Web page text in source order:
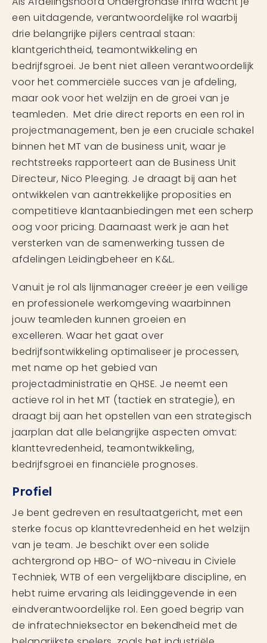
een uitdagende, verantwoordelijke rol waarbij
drie belangrijke pijlers centraal staan:
klantgerichtheid, teamontwikkeling en
bedrijfsgroei. Je bent niet alleen verantwoordelijk
voor het commerciële succes van je afdeling,
maar ook voor het welzijn en de groei van je
teamleden. Met drie direct reports en een rol in
projectmanagement, ben je een cruciale schakel
binnen het MT van de business unit, waar je
rechtstreeks rapporteert aan de Business Unit
Directeur, Nico Pleeging. Je draagt bij aan het
ontwikkelen van aantrekkelijke proposities en
competitieve klantaanbiedingen met een scherp
oog voor pricing. Daarnaast werk je aan het
versterken van de samenwerking tussen de
afdelingen Leidingbeheer en K&L.
Vanuit je rol als lijnmanager creëer je een veilige
en professionele werkomgeving waarbinnen
jouw teamleden kunnen groeien en
excelleren. Waar het gaat over
bedrijfsontwikkeling optimaliseer je processen,
met name op het gebied van
projectadministratie en QHSE. Je neemt een
actieve rol in het MT (tactiek en strategie), en
draagt bij aan het opstellen van een strategisch
jaarplan dat alle belangrijke aspecten omvat:
klanttevredenheid, teamontwikkeling,
bedrijfsgroei en financiële prognoses.
Profiel
Je bent gedreven en resultaatgericht, met een
sterke focus op klanttevredenheid en het welzijn
van je team. Je beschikt over een solide
achtergrond op HBO- of WO-niveau in Civiele
Techniek, WTB of een vergelijkbare discipline, en
hebt ruime ervaring als leidinggevende in een
eindverantwoordelijke rol. Een goed begrip van
de infratechnieksector en bekendheid met de